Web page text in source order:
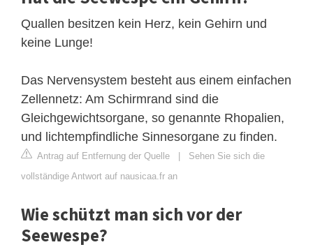
Quallen besitzen kein Herz, kein Gehirn und
keine Lunge!
Das Nervensystem besteht aus einem einfachen
Zellennetz: Am Schirmrand sind die
Gleichgewichtsorgane, so genannte Rhopalien,
und lichtempfindliche Sinnesorgane zu finden.
Antrag auf Entfernung der Quelle | Sehen Sie sich die
vollständige Antwort auf nausicaa.fr an
Wie schützt man sich vor der
Seewespe?